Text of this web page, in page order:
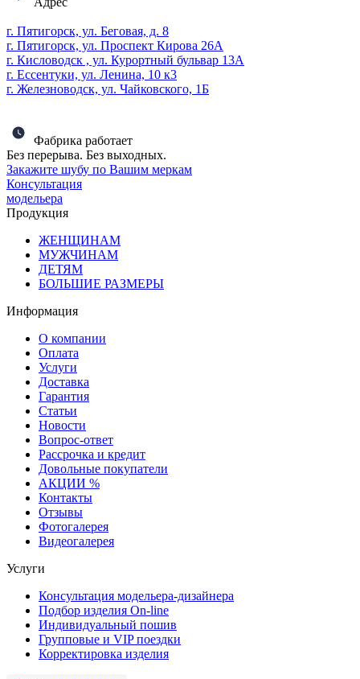
г. Пятигорск, ул. Беговая, д. 8
г. Пятигорск, ул. Проспект Кирова 26А
г. Кисловодск , ул. Курортный бульвар 13А
г. Ессентуки, ул. Ленина, 10 к3
г. Железноводск, ул. Чайковского, 1Б
Фабрика работает
Без перерыва. Без выходных.
Закажите шубу по Вашим меркам
Консультация
модельера
Продукция
ЖЕНЩИНАМ
МУЖЧИНАМ
ДЕТЯМ
БОЛЬШИЕ РАЗМЕРЫ
Информация
О компании
Оплата
Услуги
Доставка
Гарантия
Статьи
Новости
Вопрос-ответ
Рассрочка и кредит
Довольные покупатели
АКЦИИ %
Контакты
Отзывы
Фотогалерея
Видеогалерея
Услуги
Консультация модельера-дизайнера
Подбор изделия On-line
Индивидуальный пошив
Групповые и VIP поездки
Корректировка изделия